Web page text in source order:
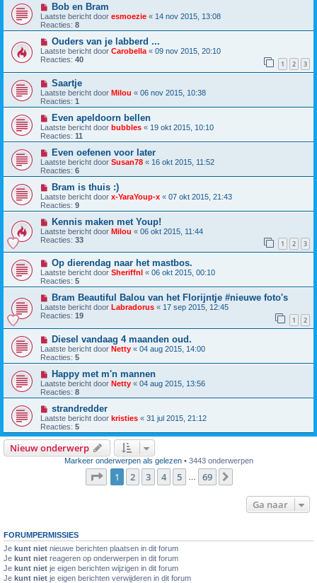
Bob en Bram
Laatste bericht door esmoezie « 14 nov 2015, 13:08
Reacties: 8
Ouders van je labberd ...
Laatste bericht door Carobella « 09 nov 2015, 20:10
Reacties: 40 1 2 3
Saartje
Laatste bericht door Milou « 06 nov 2015, 10:38
Reacties: 1
Even apeldoorn bellen
Laatste bericht door bubbles « 19 okt 2015, 10:10
Reacties: 11
Even oefenen voor later
Laatste bericht door Susan78 « 16 okt 2015, 11:52
Reacties: 6
Bram is thuis :)
Laatste bericht door x-YaraYoup-x « 07 okt 2015, 21:43
Reacties: 9
Kennis maken met Youp!
Laatste bericht door Milou « 06 okt 2015, 11:44
Reacties: 33 1 2 3
Op dierendag naar het mastbos.
Laatste bericht door Sheriffnl « 06 okt 2015, 00:10
Reacties: 5
Bram Beautiful Balou van het Florijntje #nieuwe foto's
Laatste bericht door Labradorus « 17 sep 2015, 12:45
Reacties: 19 1 2
Diesel vandaag 4 maanden oud.
Laatste bericht door Netty « 04 aug 2015, 14:00
Reacties: 5
Happy met m'n mannen
Laatste bericht door Netty « 04 aug 2015, 13:56
Reacties: 8
strandredder
Laatste bericht door kristies « 31 jul 2015, 21:12
Reacties: 5
Nieuw onderwerp
Markeer onderwerpen als gelezen• 3443 onderwerpen
Pagina van 69
1 2 3 4 5 69
Ga naar
FORUMPERMISSIES
Je kunt niet nieuwe berichten plaatsen in dit forum
Je kunt niet reageren op onderwerpen in dit forum
Je kunt niet je eigen berichten wijzigen in dit forum
Je kunt niet je eigen berichten verwijderen in dit forum